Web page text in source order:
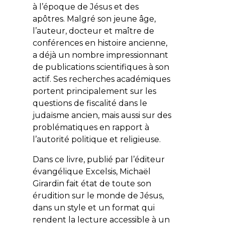
à l’époque de Jésus et des
apôtres. Malgré son jeune âge,
l’auteur, docteur et maître de
conférences en histoire ancienne,
a déjà un nombre impressionnant
de publications scientifiques à son
actif. Ses recherches académiques
portent principalement sur les
questions de fiscalité dans le
judaïsme ancien, mais aussi sur des
problématiques en rapport à
l’autorité politique et religieuse.
Dans ce livre, publié par l’éditeur
évangélique Excelsis, Michaël
Girardin fait état de toute son
érudition sur le monde de Jésus,
dans un style et un format qui
rendent la lecture accessible à un